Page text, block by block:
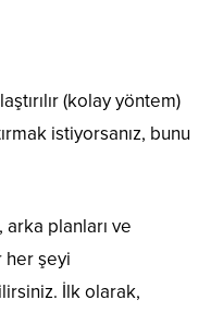
(kolay yöntem)
istiyorsanız, bunu
arka planları ve
her şeyi
İlk olarak,